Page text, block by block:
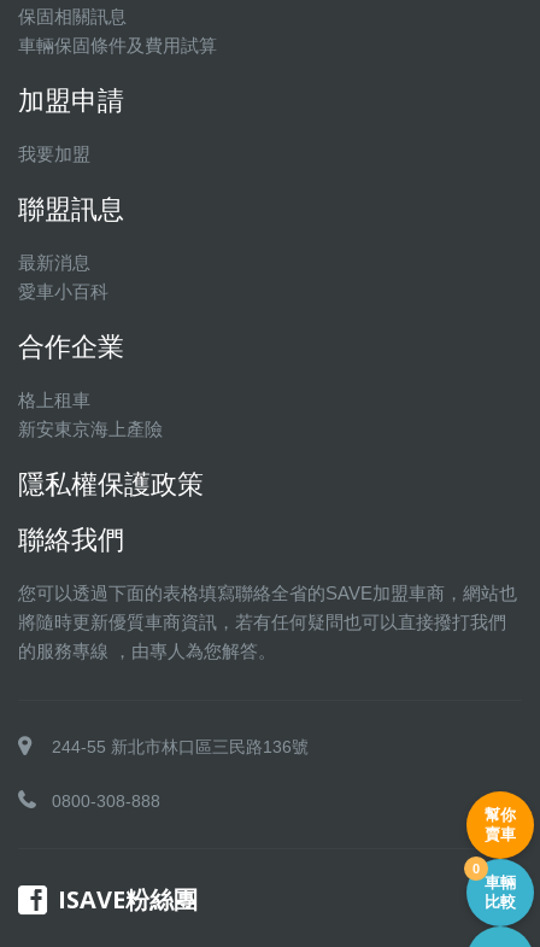
保固相關訊息
車輛保固條件及費用試算
加盟申請
我要加盟
聯盟訊息
最新消息
愛車小百科
合作企業
格上租車
新安東京海上產險
隱私權保護政策
聯絡我們
您可以透過下面的表格填寫聯絡全省的SAVE加盟車商，網站也
將隨時更新優質車商資訊，若有任何疑問也可以直接撥打我們
的服務專線 ，由專人為您解答。
244-55 新北市林口區三民路136號
0800-308-888
ISAVE粉絲團
幫你
賣車
車輛
比較
0